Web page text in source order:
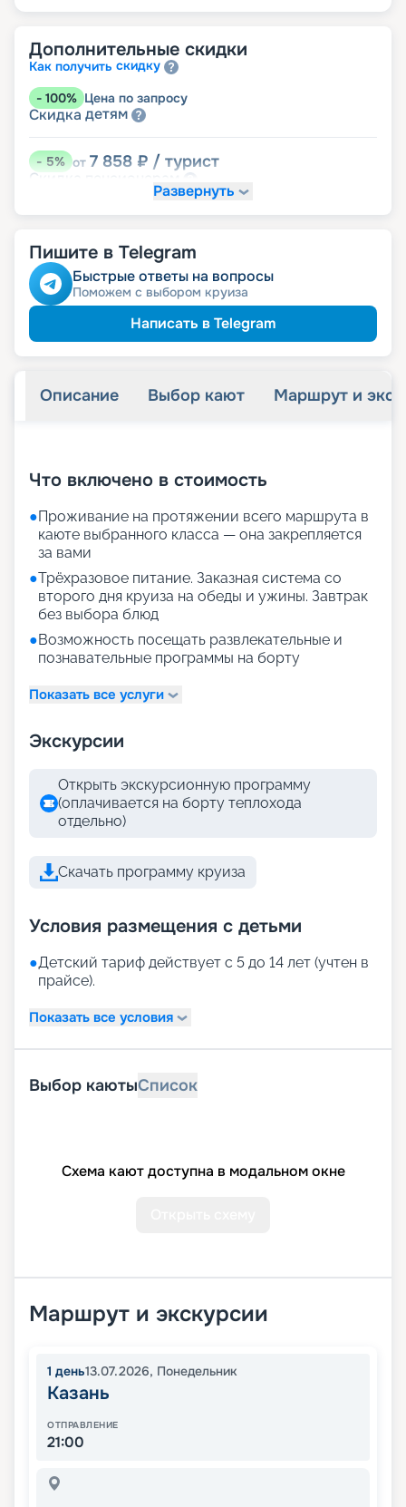
Дополнительные скидки
Как получить скидку
- 100% Цена по запросу
Скидка детям
-5% от 7 858 ₽ / турист
Скидка
Развернуть
Пишите в Telegram
Быстрые ответы на вопросы
Поможем с выбором круиза
Написать в Telegram
Описание Выбор кают Маршрут и
Что включено в стоимость
●Проживание на протяжении всего маршрута в
каюте выбранного класса — она закрепляется
за вами
●Трёхразовое питание. Заказная система со
второго дня круиза на обеды и ужины. Завтрак
без выбора блюд
●Возможность посещать развлекательные и
познавательные программы на борту
Показать все услуги
Экскурсии
Открыть экскурсионную программу
(оплачивается на борту теплохода
отдельно)
Скачать программу круиза
Условия размещения с детьми
●Детский тариф действует с 5 до 14 лет (учтен в
прайсе).
Показать все условия
Выбор каютыСписок
Схема кают доступна в модальном окне
Маршрут и экскурсии
1 день13.07.2026, Понедельник
Казань
ОТПРАВЛЕНИЕ
21:00